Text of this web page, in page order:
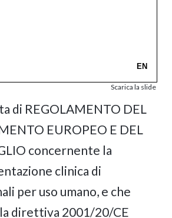
Scarica la slide
di REGOLAMENTO DEL
EUROPEO E DEL
concernente la
clinica di
per uso umano, e che
direttiva 2001/20/CE